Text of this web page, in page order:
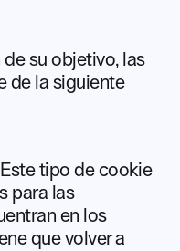
su objetivo, las
de la siguiente
tipo de cookie
para las
en los
que volver a